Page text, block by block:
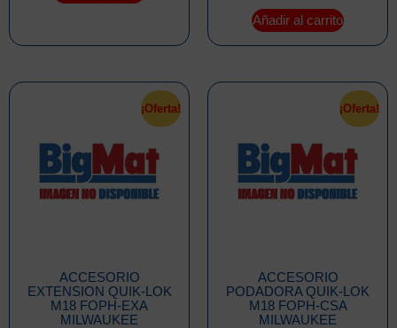
Añadir al carrito
¡Oferta!
ACCESORIO
EXTENSION QUIK-LOK
M18 FOPH-EXA
MILWAUKEE
¡Oferta!
ACCESORIO
PODADORA QUIK-LOK
M18 FOPH-CSA
MILWAUKEE